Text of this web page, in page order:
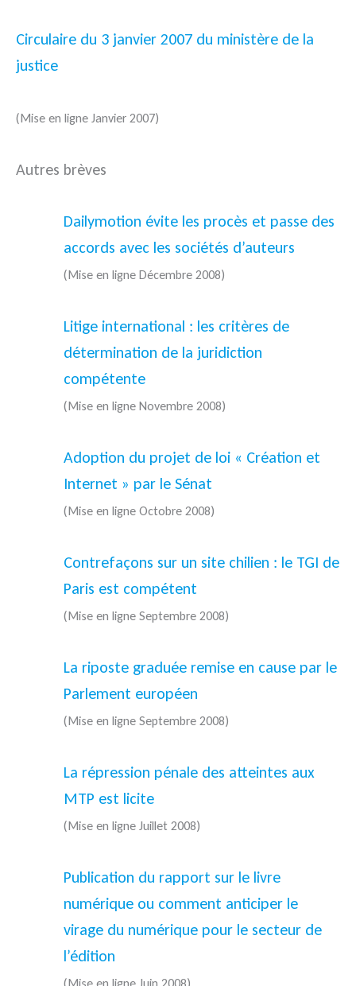
Circulaire du 3 janvier 2007 du ministère de la
justice
(Mise en ligne Janvier 2007)
Autres brèves
Dailymotion évite les procès et passe des
accords avec les sociétés d’auteurs
(Mise en ligne Décembre 2008)
Litige international : les critères de
détermination de la juridiction
compétente
(Mise en ligne Novembre 2008)
Adoption du projet de loi « Création et
Internet » par le Sénat
(Mise en ligne Octobre 2008)
Contrefaçons sur un site chilien : le TGI de
Paris est compétent
(Mise en ligne Septembre 2008)
La riposte graduée remise en cause par le
Parlement européen
(Mise en ligne Septembre 2008)
La répression pénale des atteintes aux
MTP est licite
(Mise en ligne Juillet 2008)
Publication du rapport sur le livre
numérique ou comment anticiper le
virage du numérique pour le secteur de
l’édition